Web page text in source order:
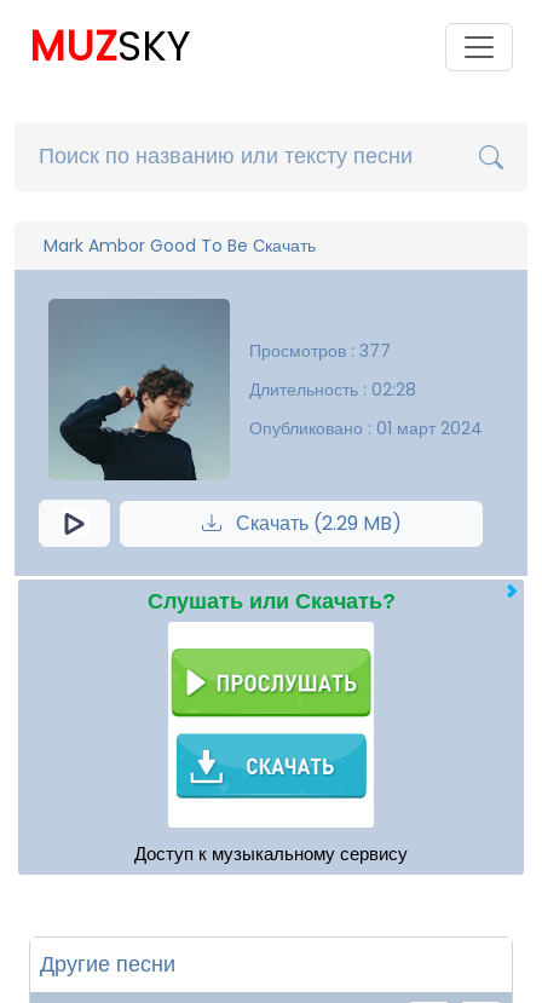
MUZSKY
Mark Ambor Good To Be Скачать
Просмотров : 377
Длительность : 02:28
Опубликовано : 01 март 2024
Скачать (2.29 MB)
Слушать или Скачать?
Доступ к музыкальному сервису
Другие песни